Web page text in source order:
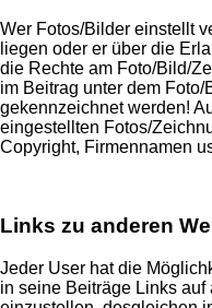
Wer Fotos/Bilder einstellt
liegen oder er über die
die Rechte am Foto/Bild/
im Beitrag unter dem
gekennzeichnet werden!
eingestellten Fotos/
Copyright, Firmennamen
Links zu anderen
Jeder User hat die
in seine Beiträge Links